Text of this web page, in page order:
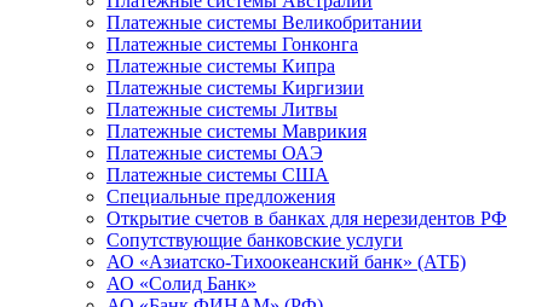
Платежные системы Великобритании
Платежные системы Гонконга
Платежные системы Кипра
Платежные системы Киргизии
Платежные системы Литвы
Платежные системы Маврикия
Платежные системы ОАЭ
Платежные системы США
Специальные предложения
Открытие счетов в банках для нерезидентов РФ
Сопутствующие банковские услуги
АО «Азиатско-Тихоокеанский банк» (АТБ)
АО «Солид Банк»